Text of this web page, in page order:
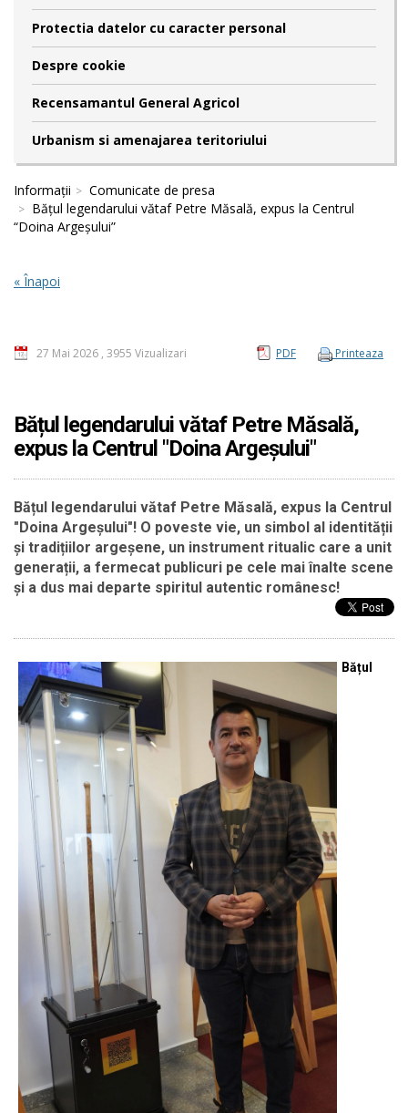
Protectia datelor cu caracter personal
Despre cookie
Recensamantul General Agricol
Urbanism si amenajarea teritoriului
Informații
Comunicate de presa
Bățul legendarului vătaf Petre Măsală, expus la Centrul
“Doina Argeșului”
« Înapoi
Printeaza
PDF
27 Mai 2026 , 3955 Vizualizari
Bățul legendarului vătaf Petre Măsală,
expus la Centrul "Doina Argeșului"
Bățul legendarului vătaf Petre Măsală, expus la Centrul
"Doina Argeșului"! O poveste vie, un simbol al identității
și tradițiilor argeșene, un instrument ritualic care a unit
generații, a fermecat publicuri pe cele mai înalte scene
și a dus mai departe spiritul autentic românesc!
Bățul